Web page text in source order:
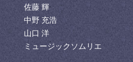
佐藤 輝
中野 充浩
山口 洋
ミュージックソムリエ